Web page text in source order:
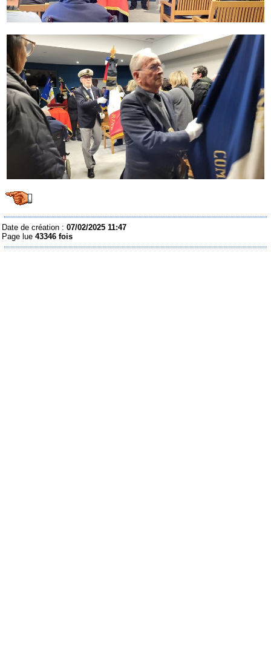
Date de création :07/02/2025 11:47
Page lue43346 fois